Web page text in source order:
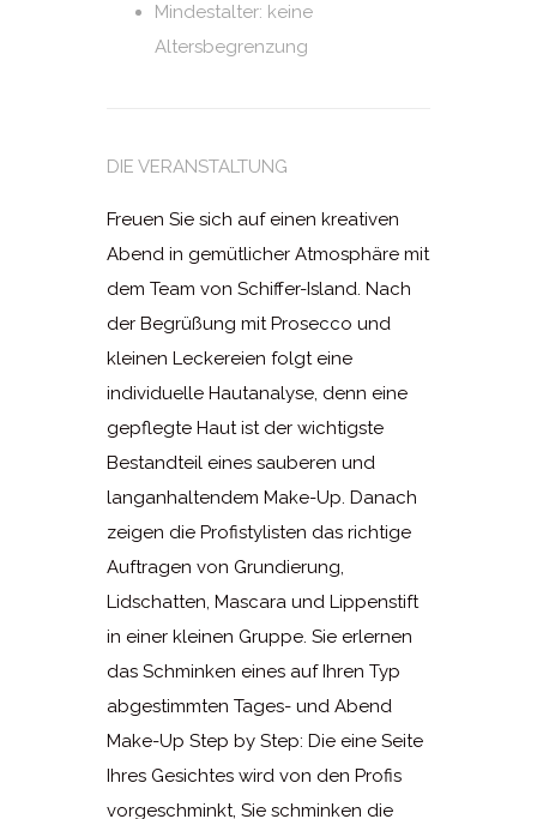
Mindestalter: keine
Altersbegrenzung
DIE VERANSTALTUNG
Freuen Sie sich auf einen kreativen
Abend in gemütlicher Atmosphäre mit
dem Team von Schiffer-Island. Nach
der Begrüßung mit Prosecco und
kleinen Leckereien folgt eine
individuelle Hautanalyse, denn eine
gepflegte Haut ist der wichtigste
Bestandteil eines sauberen und
langanhaltendem Make-Up. Danach
zeigen die Profistylisten das richtige
Auftragen von Grundierung,
Lidschatten, Mascara und Lippenstift
in einer kleinen Gruppe. Sie erlernen
das Schminken eines auf Ihren Typ
abgestimmten Tages- und Abend
Make-Up Step by Step: Die eine Seite
Ihres Gesichtes wird von den Profis
vorgeschminkt, Sie schminken die